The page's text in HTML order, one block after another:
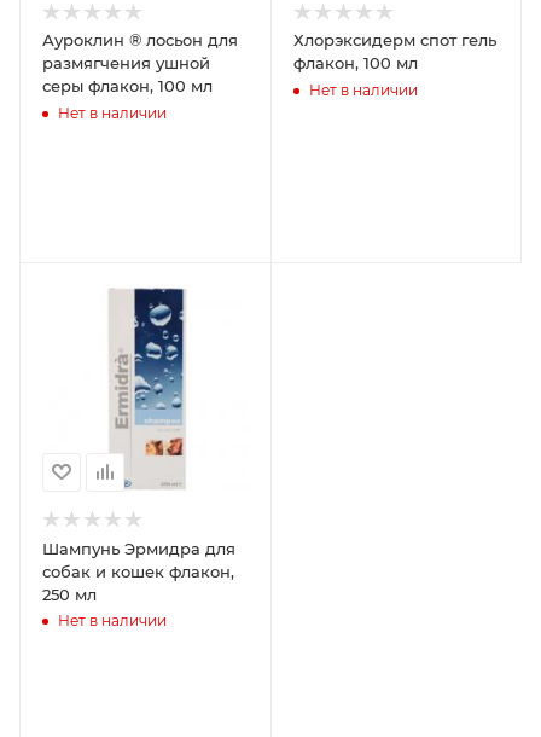
Ауроклин ® лосьон для
размягчения ушной
серы флакон, 100 мл
Нет в наличии
Хлорэксидерм спот гель
флакон, 100 мл
Нет в наличии
Шампунь Эрмидра для
собак и кошек флакон,
250 мл
Нет в наличии